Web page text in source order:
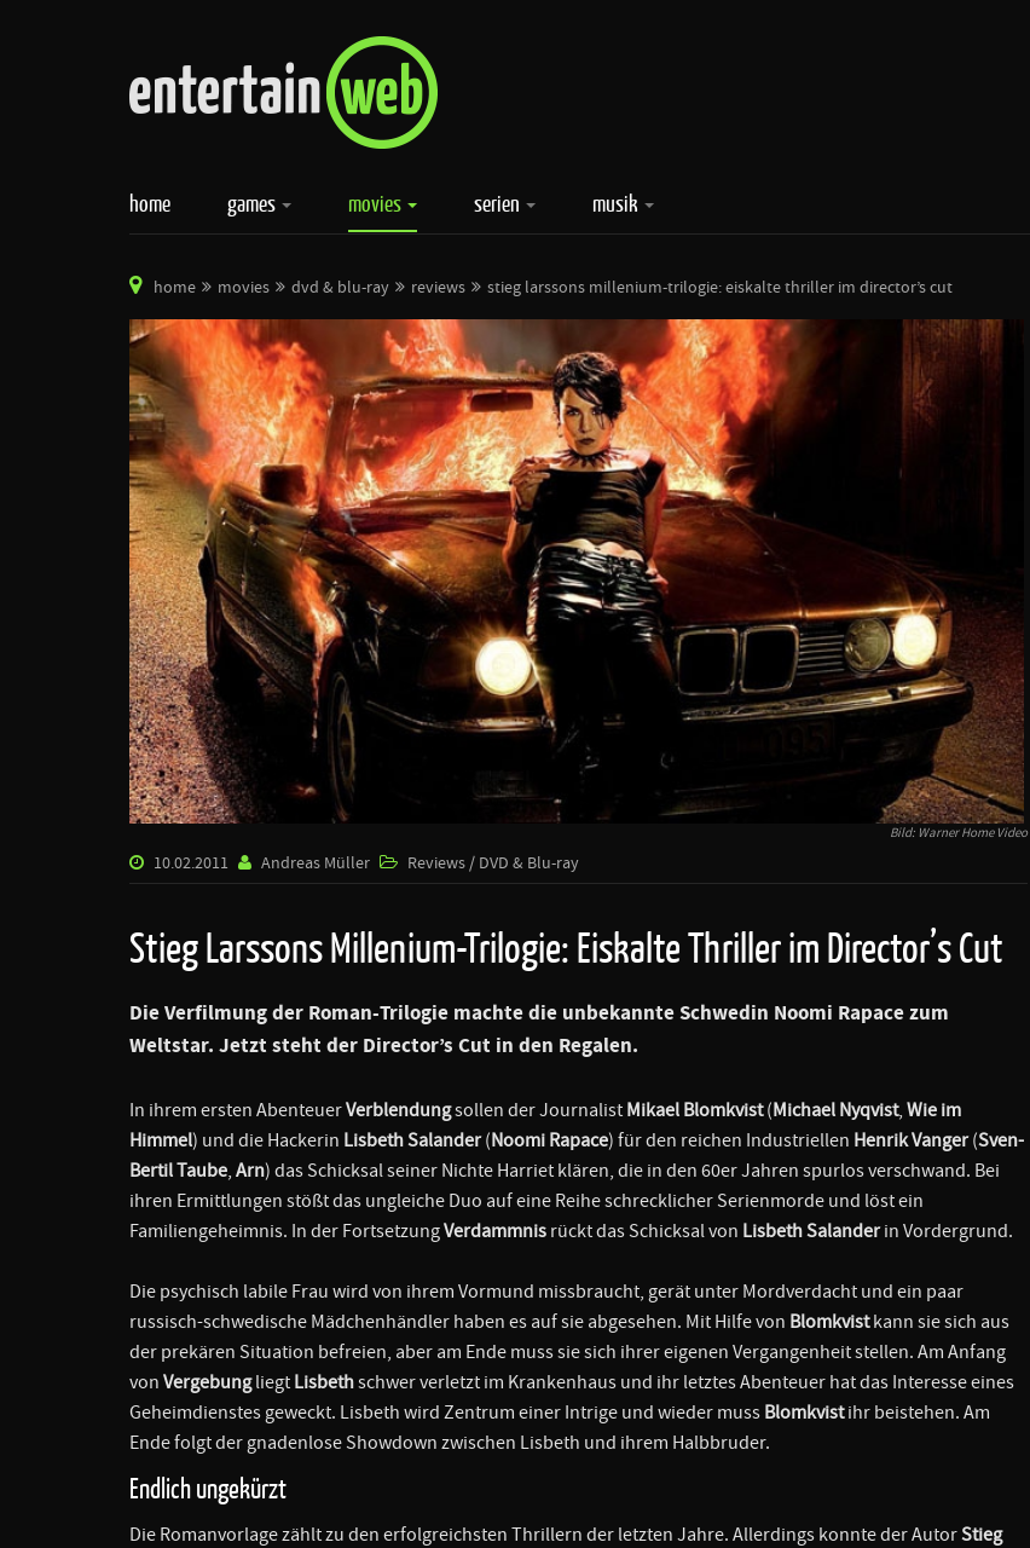
home games movies serien musik
home movies dvd & blu-ray reviews stieg larssons millenium-trilogie: eiskalte thriller im director’s cut
Bild: Warner Home Video
10.02.2011 Andreas Müller Reviews / DVD & Blu-ray
Stieg Larssons Millenium-Trilogie: Eiskalte Thriller im Director’s Cut
Die Verfilmung der Roman-Trilogie machte die unbekannte Schwedin Noomi Rapace zum
Weltstar. Jetzt steht der Director’s Cut in den Regalen.
In ihrem ersten AbenteuerVerblendungsollen der Journalist Mikael Blomkvist(Michael Nyqvist, Wie im
Himmel) und die Hackerin Lisbeth Salander(Noomi Rapace) für den reichen Industriellen Henrik Vanger(Sven-
Bertil Taube, Arn) das Schicksal seiner Nichte Harriet klären, die in den 60er Jahren spurlos verschwand. Bei
ihren Ermittlungen stößt das ungleiche Duo auf eine Reihe schrecklicher Serienmorde und löst ein
Familiengeheimnis. In der FortsetzungVerdammnis rückt das Schicksal von Lisbeth Salanderin Vordergrund.
Die psychisch labile Frau wird von ihrem Vormund missbraucht, gerät unter Mordverdacht und ein paar
russisch-schwedische Mädchenhändler haben es auf sie abgesehen. Mit Hilfe von Blomkvistkann sie sich aus
der prekären Situation befreien, aber am Ende muss sie sich ihrer eigenen Vergangenheit stellen. Am Anfang
von Vergebungliegt Lisbethschwer verletzt im Krankenhaus und ihr letztes Abenteuer hat das Interesse eines
Geheimdienstes geweckt. Lisbeth wird Zentrum einer Intrige und wieder muss Blomkvistihr beistehen. Am
Ende folgt der gnadenlose Showdown zwischen Lisbeth und ihrem Halbbruder.
Endlich ungekürzt
Die Romanvorlage zählt zu den erfolgreichsten Thrillern der letzten Jahre. Allerdings konnte der AutorStieg